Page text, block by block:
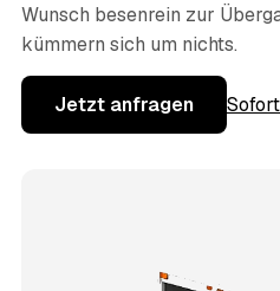
Wunsch besenrein zur
kümmern sich um nichts.
Jetzt anfragen